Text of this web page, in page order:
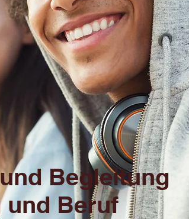
Begleitung
und Beruf